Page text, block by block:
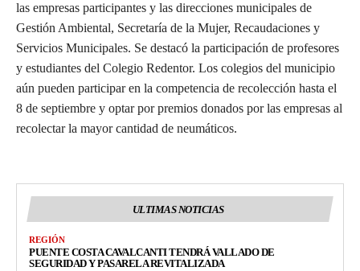
las empresas participantes y las direcciones municipales de
Gestión Ambiental, Secretaría de la Mujer, Recaudaciones y
Servicios Municipales. Se destacó la participación de profesores
y estudiantes del Colegio Redentor. Los colegios del municipio
aún pueden participar en la competencia de recolección hasta el
8 de septiembre y optar por premios donados por las empresas al
recolectar la mayor cantidad de neumáticos.
ULTIMAS NOTICIAS
REGIÓN
PUENTE COSTA CAVALCANTI TENDRÁ VALLADO DE
SEGURIDAD Y PASARELA REVITALIZADA